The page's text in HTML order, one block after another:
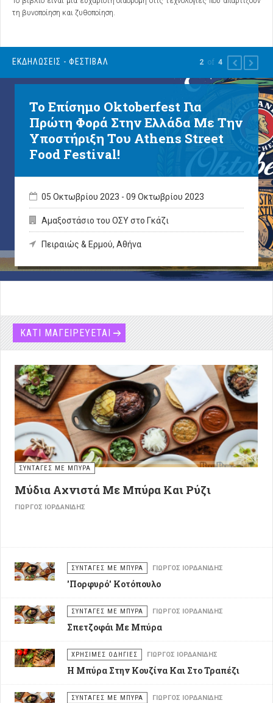
τη βυνοποίηση και ζυθοποίηση.
ΕΚΔΗΛΩΣΕΙΣ - ΦΕΣΤΙΒΑΛ
Το Επίσημο Oktoberfest Για
Πρώτη Φορά Στην Ελλάδα Με Την
Υποστήριξη Του Athens Street
Food Festival!
05 Οκτωβρίου 2023 - 09 Οκτωβρίου 2023
Αμαξοστάσιο του ΟΣΥ στο Γκάζι
Πειραιώς & Ερμού, Αθήνα
2 of 4 PREVIOUS
NEXT
ΚΑΤΙ ΜΑΓΕΙΡΕΥΕΤΑΙ
ΣΥΝΤΑΓΕΣ ΜΕ ΜΠΥΡΑ
Μύδια Αχνιστά Με Μπύρα Και Ρύζι
ΓΙΏΡΓΟΣ ΙΟΡΔΑΝΊΔΗΣ
ΣΥΝΤΑΓΕΣ ΜΕ ΜΠΥΡΑ ΓΙΏΡΓΟΣ ΙΟΡΔΑΝΊΔΗΣ
'Πορφυρό' Κοτόπουλο
ΣΥΝΤΑΓΕΣ ΜΕ ΜΠΥΡΑ ΓΙΏΡΓΟΣ ΙΟΡΔΑΝΊΔΗΣ
Σπετζοφάι Με Μπύρα
ΧΡΗΣΙΜΕΣ ΟΔΗΓΙΕΣ ΓΙΏΡΓΟΣ ΙΟΡΔΑΝΊΔΗΣ
Η Μπύρα Στην Κουζίνα Και Στο Τραπέζι
ΣΥΝΤΑΓΕΣ ΜΕ ΜΠΥΡΑ ΓΙΏΡΓΟΣ ΙΟΡΔΑΝΊΔΗΣ